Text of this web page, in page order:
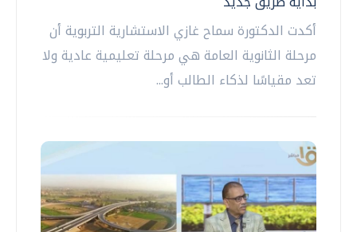
أكدت الدكتورة سماح غازي الاستشارية التربوية أن
مرحلة الثانوية العامة هي مرحلة تعليمية عادية ولا
تعد مقياسًا لذكاء الطالب أو...